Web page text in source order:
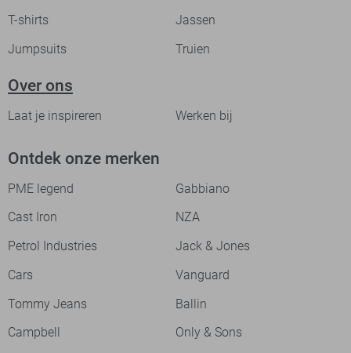
T-shirts
Jassen
Jumpsuits
Truien
Over ons
Laat je inspireren Werken bij
Ontdek onze merken
PME legend
Gabbiano
Cast Iron
NZA
Petrol Industries
Jack & Jones
Cars
Vanguard
Tommy Jeans
Ballin
Campbell
Only & Sons